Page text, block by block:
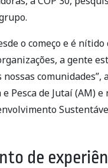
o começo e é
a gente
Pesca de Jutaí (AM)
de